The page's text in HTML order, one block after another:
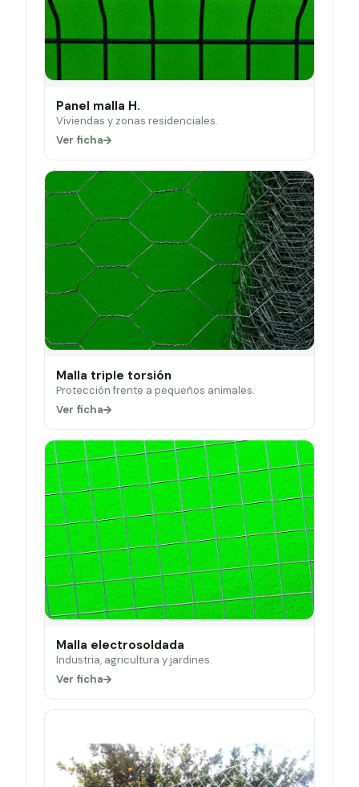
Panel malla H.
Viviendas y zonas residenciales.
Ver ficha
Malla triple torsión
Protección frente a pequeños animales.
Ver ficha
Malla electrosoldada
Industria, agricultura y jardines.
Ver ficha